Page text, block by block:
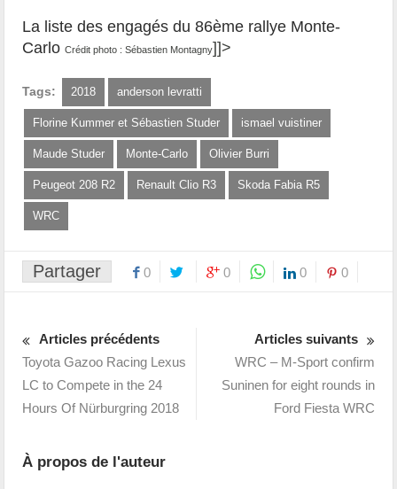
La liste des engagés du 86ème rallye Monte-
Carlo Crédit photo : Sébastien Montagny]]>
Tags: 2018 anderson levratti
Florine Kummer et Sébastien Studer ismael vuistiner
Maude Studer Monte-Carlo Olivier Burri
Peugeot 208 R2 Renault Clio R3 Skoda Fabia R5
WRC
Partager 0 0 0 0
Articles précédents
Toyota Gazoo Racing Lexus
LC to Compete in the 24
Hours Of Nürburgring 2018
Articles suivants
WRC – M-Sport confirm
Suninen for eight rounds in
Ford Fiesta WRC
À propos de l'auteur